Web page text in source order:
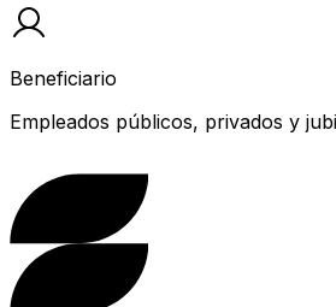
Beneficiario
Empleados públicos, privados y